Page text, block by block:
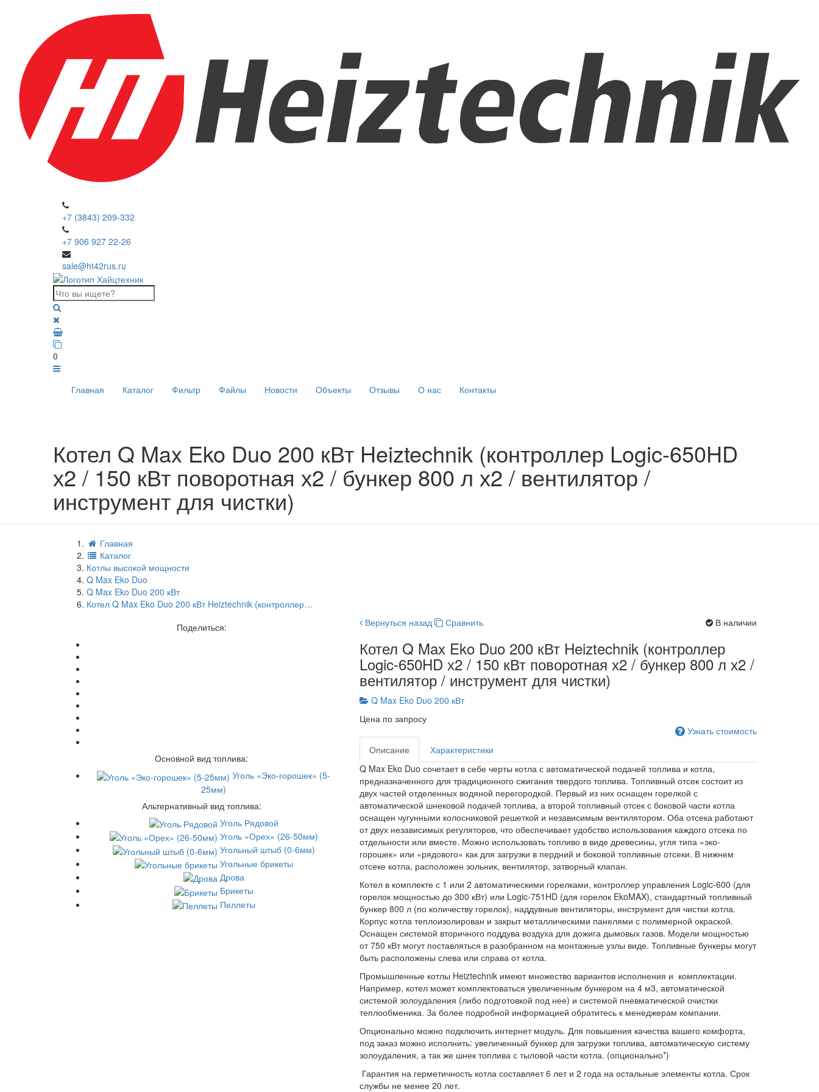
+7 (3843) 209-332
+7 906 927 22-26
sale@ht42rus.ru
0
Главная Каталог Фильтр Файлы Новости Объекты Отзывы О нас Контакты
Котел Q Max Eko Duo 200 кВт Heiztechnik (контроллер Logic-650HD
х2 / 150 кВт поворотная х2 / бункер 800 л х2 / вентилятор /
инструмент для чистки)
Главная
Каталог
Котлы высокой мощности
Q Max Eko Duo
Q Max Eko Duo 200 кВт
Котел Q Max Eko Duo 200 кВт Heiztechnik (контроллер…
Поделиться:
Основной вид топлива:
Уголь «Эко-горошек» (5-
25мм)
Альтернативный вид топлива:
Уголь Рядовой
Уголь «Орех» (26-50мм)
Угольный штыб (0-6мм)
Угольные брикеты
Дрова
Брикеты
Пеллеты
Вернуться назад Сравнить В наличии
Котел Q Max Eko Duo 200 кВт Heiztechnik (контроллер
Logic-650HD х2 / 150 кВт поворотная х2 / бункер 800 л х2 /
вентилятор / инструмент для чистки)
Q Max Eko Duo 200 кВт
Цена по запросу
Узнать стоимость
Описание
Характеристики
Q Max Eko Duo сочетает в себе черты котла с автоматической подачей топлива и котла,
предназначенного для традиционного сжигания твердого топлива. Топливный отсек состоит из
двух частей отделенных водяной перегородкой. Первый из них оснащен горелкой с
автоматической шнековой подачей топлива, а второй топливный отсек с боковой части котла
оснащен чугунными колосниковой решеткой и независимым вентилятором. Оба отсека работают
от двух независимых регуляторов, что обеспечивает удобство использования каждого отсека по
отдельности или вместе. Можно использовать топливо в виде древесины, угля типа «эко-
горошек» или «рядового» как для загрузки в пердний и боковой топливные отсеки. В нижнем
отсеке котла, расположен зольник, вентилятор, затворный клапан.
Котел в комплекте с 1 или 2 автоматическими горелками, контроллер управления Logic-600 (для
горелок мощностью до 300 кВт) или Logic-751HD (для горелок EkoMAX), стандартный топливный
бункер 800 л (по количеству горелок), наддувные вентиляторы, инструмент для чистки котла.
Корпус котла теплоизолирован и закрыт металлическими панелями с полимерной окраской.
Оснащен системой вторичного поддува воздуха для дожига дымовых газов. Модели мощностью
от 750 кВт могут поставляться в разобранном на монтажные узлы виде. Топливные бункеры могут
быть расположены слева или справа от котла.
Промышленные котлы Heiztechnik имеют множество вариантов исполнения и комплектации.
Например, котел может комплектоваться увеличенным бункером на 4 м3, автоматической
системой золоудаления (либо подготовкой под нее) и системой пневматической очистки
теплообменика. За более подробной информацией обратитесь к менеджерам компании.
Опционально можно подключить интернет модуль. Для повышения качества вашего комфорта,
под заказ можно исполнить: увеличенный бункер для загрузки топлива, автоматическую систему
золоудаления, а так же шнек топлива с тыловой части котла. (опционально*)
Гарантия на герметичность котла составляет 6 лет и 2 года на остальные элементы котла. Срок
службы не менее 20 лет.